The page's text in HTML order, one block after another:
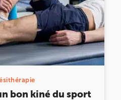
bon kiné du sport